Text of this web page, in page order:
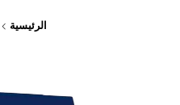
الرئيسية